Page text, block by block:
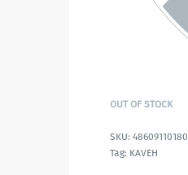
OUT OF STOCK
Tag: KAVEH